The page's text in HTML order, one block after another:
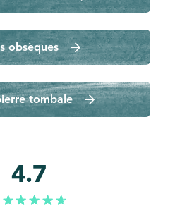
obsèques
tombale
4.7